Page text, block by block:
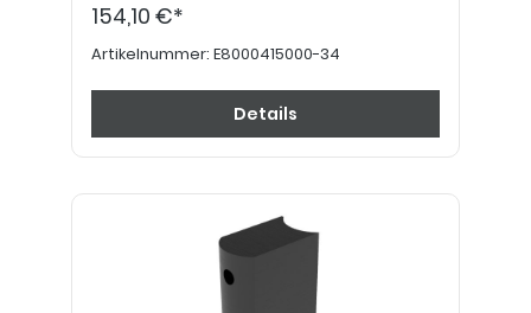
154,10 €*
Artikelnummer: E8000415000-34
Details